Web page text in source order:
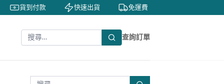
貨到付款 快速出貨 免運費
查詢訂單